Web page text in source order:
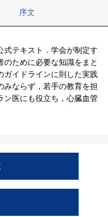
序文
式テキスト．学会が制定す
ために必要な知識をまと
ガイドラインに則した実践
みならず，若手の教育を担
ン医にも役立ち，心臓血管